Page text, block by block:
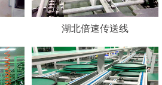
湖北倍速传送线